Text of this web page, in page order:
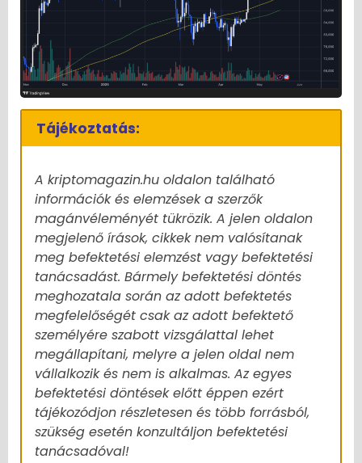
Tájékoztatás:
A kriptomagazin.hu oldalon található
információk és elemzések a szerzők
magánvéleményét tükrözik. A jelen oldalon
megjelenő írások, cikkek nem valósítanak
meg befektetési elemzést vagy befektetési
tanácsadást. Bármely befektetési döntés
meghozatala során az adott befektetés
megfelelőségét csak az adott befektető
személyére szabott vizsgálattal lehet
megállapítani, melyre a jelen oldal nem
vállalkozik és nem is alkalmas. Az egyes
befektetési döntések előtt éppen ezért
tájékozódjon részletesen és több forrásból,
szükség esetén konzultáljon befektetési
tanácsadóval!